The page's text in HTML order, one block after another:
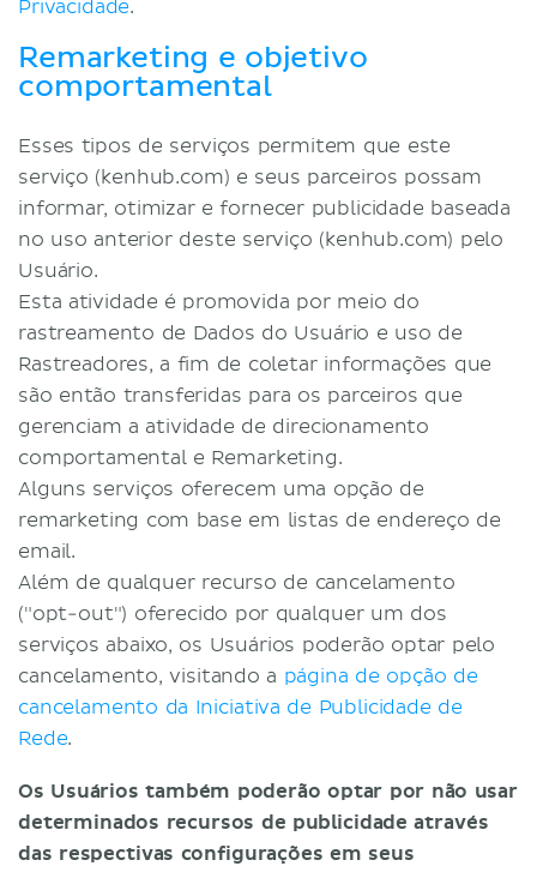
Privacidade.
Remarketing e objetivo
comportamental
Esses tipos de serviços permitem que este
serviço (kenhub.com) e seus parceiros possam
informar, otimizar e fornecer publicidade baseada
no uso anterior deste serviço (kenhub.com) pelo
Usuário.
Esta atividade é promovida por meio do
rastreamento de Dados do Usuário e uso de
Rastreadores, a fim de coletar informações que
são então transferidas para os parceiros que
gerenciam a atividade de direcionamento
comportamental e Remarketing.
Alguns serviços oferecem uma opção de
remarketing com base em listas de endereço de
email.
Além de qualquer recurso de cancelamento
("opt-out") oferecido por qualquer um dos
serviços abaixo, os Usuários poderão optar pelo
cancelamento, visitando a página de opção de
cancelamento da Iniciativa de Publicidade de
Rede.
Os Usuários também poderão optar por não usar
determinados recursos de publicidade através
das respectivas configurações em seus